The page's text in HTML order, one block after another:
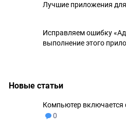
Лучшие приложения
Исправляем ошибку
выполнение этого
Новые статьи
Компьютер включается
0